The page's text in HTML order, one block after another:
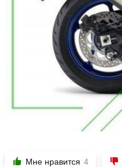
Мне нравится 4